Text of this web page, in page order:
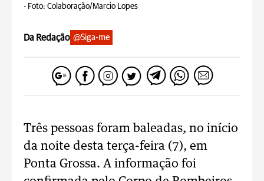
- Foto: Colaboração/Marcio Lopes
Da Redação @Siga-me
Três pessoas foram baleadas, no início
da noite desta terça-feira (7), em
Ponta Grossa. A informação foi